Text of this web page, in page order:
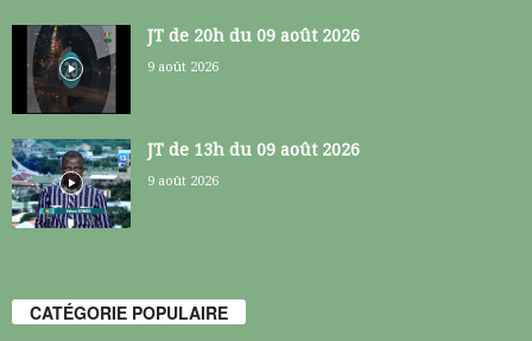
JT de 20h du 09 août 2026
9 août 2026
JT de 13h du 09 août 2026
9 août 2026
CATÉGORIE POPULAIRE